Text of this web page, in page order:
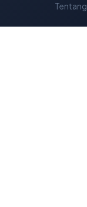
Tentang